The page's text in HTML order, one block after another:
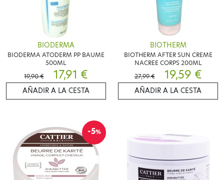
BIODERMA
BIODERMA ATODERM PP BAUME
500ML
19,90 €
17,91 €
AÑADIR A LA CESTA
BIOTHERM
BIOTHERM AFTER SUN CREME
NACREE CORPS 200ML
27,99 €
19,59 €
AÑADIR A LA CESTA
-5%